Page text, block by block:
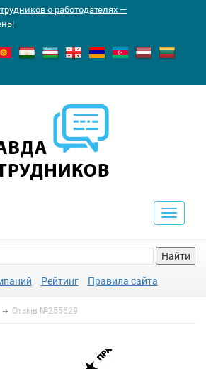
о работодателях —
Toggle
Найти
Рейтинг Правила сайта
Отзыв №255629